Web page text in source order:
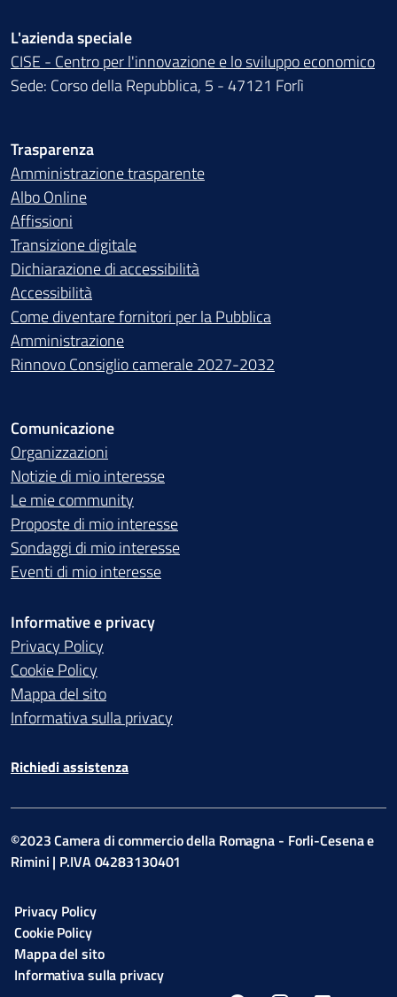
L'azienda speciale
CISE - Centro per l'innovazione e lo sviluppo economico
Sede: Corso della Repubblica, 5 - 47121 Forlì
Trasparenza
Amministrazione trasparente
Albo Online
Affissioni
Transizione digitale
Dichiarazione di accessibilità
Accessibilità
Come diventare fornitori per la Pubblica
Amministrazione
Rinnovo Consiglio camerale 2027-2032
Comunicazione
Organizzazioni
Notizie di mio interesse
Le mie community
Proposte di mio interesse
Sondaggi di mio interesse
Eventi di mio interesse
Informative e privacy
Privacy Policy
Cookie Policy
Mappa del sito
Informativa sulla privacy
Richiedi assistenza
©2023 Camera di commercio della Romagna - Forli-Cesena e
Rimini | P.IVA 04283130401
Privacy Policy
Cookie Policy
Mappa del sito
Informativa sulla privacy